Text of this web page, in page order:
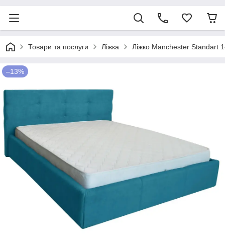
Товари та послуги Ліжка Ліжко Manchester Standart
–13%